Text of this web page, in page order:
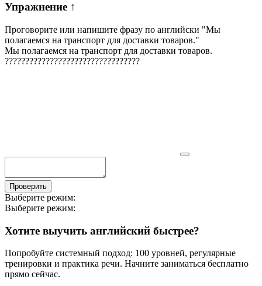
Упражнение ↑
Проговорите или напишите фразу по английски "Мы
полагаемся на транспорт для доставки товаров."
Мы полагаемся на транспорт для доставки товаров.
?????????????????????????????????
Проверить
Выберите режим:
Выберите режим:
Хотите выучить английский быстрее?
Попробуйте системный подход: 100 уровней, регулярные
тренировки и практика речи. Начните заниматься бесплатно
прямо сейчас.